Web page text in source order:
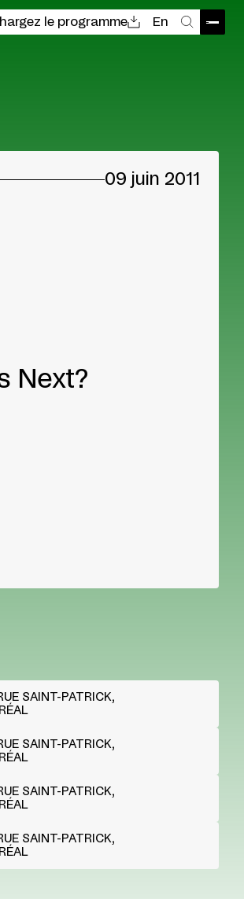
le programme En
09 juin 2011
Next?
SAINT-PATRICK,
SAINT-PATRICK,
SAINT-PATRICK,
SAINT-PATRICK,